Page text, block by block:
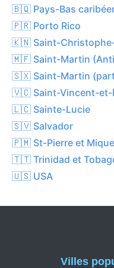
🇧🇶 Pays-Bas
🇵🇷 Porto Rico
🇰🇳 Saint-
🇲🇫 Saint-Martin
🇸🇽 Saint-Martin
🇻🇨 Saint-Vincent-et-
🇱🇨 Sainte-Lucie
🇸🇻 Salvador
🇵🇲 St-Pierre et
🇹🇹 Trinidad et
🇺🇸 USA
Villes